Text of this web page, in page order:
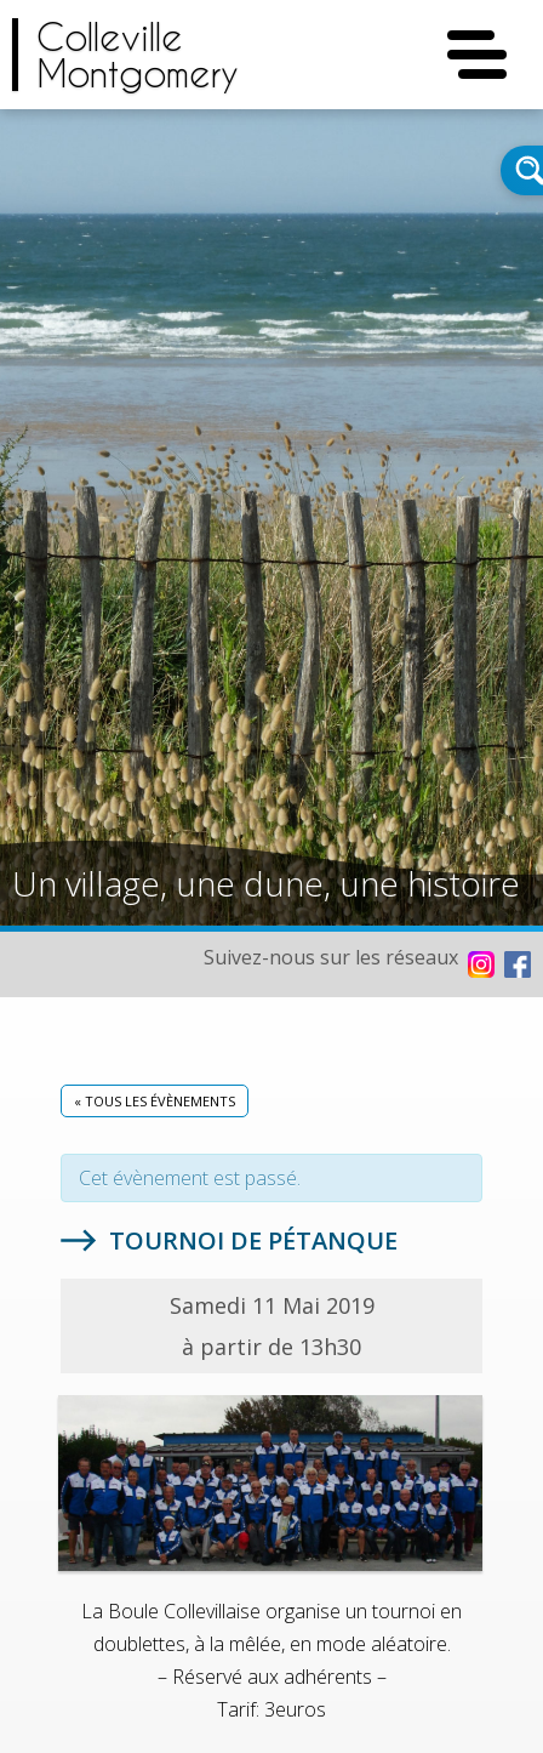
Colleville
Montgomery
Un village, une dune, une histoire
Suivez-nous sur les réseaux
« TOUS LES ÉVÈNEMENTS
Cet évènement est passé.
TOURNOI DE PÉTANQUE
Samedi 11 Mai 2019
à partir de 13h30
La Boule Collevillaise organise un tournoi en
doublettes, à la mêlée, en mode aléatoire.
– Réservé aux adhérents –
Tarif: 3euros